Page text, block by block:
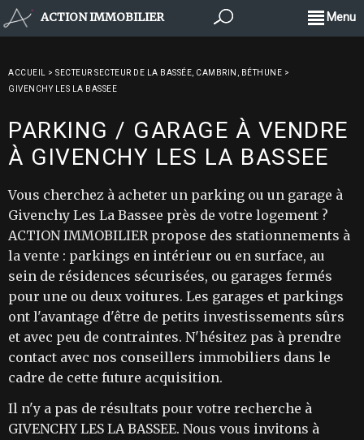
ACTION IMMOBILIER Menu
ACCUEIL > SECTEUR SECTEUR DE LA BASSÉE, CAMBRIN, BÉTHUNE >
GIVENCHY LES LA BASSEE
PARKING / GARAGE À VENDRE
À GIVENCHY LES LA BASSEE
Vous cherchez à acheter un parking ou un garage à
Givenchy Les La Bassee près de votre logement ?
ACTION IMMOBILIER propose des stationnements à
la vente : parkings en intérieur ou en surface, au
sein de résidences sécurisées, ou garages fermés
pour une ou deux voitures. Les garages et parkings
ont l'avantage d'être de petits investissements sûrs
et avec peu de contraintes. N'hésitez pas à prendre
contact avec nos conseillers immobiliers dans le
cadre de cette future acquisition.
Il n'y a pas de résultats pour votre recherche à
GIVENCHY LES LA BASSEE. Nous vous invitons à